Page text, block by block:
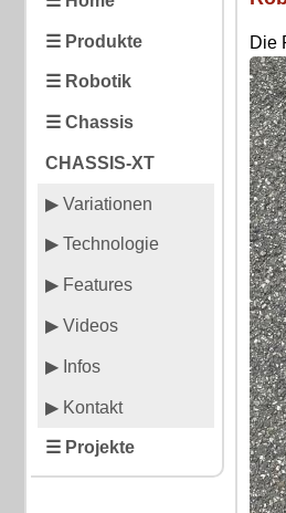
☰ Produkte
☰ Robotik
☰ Chassis
CHASSIS-XT
▶ Variationen
▶ Technologie
▶ Features
▶ Videos
▶ Infos
▶ Kontakt
☰ Projekte
Die